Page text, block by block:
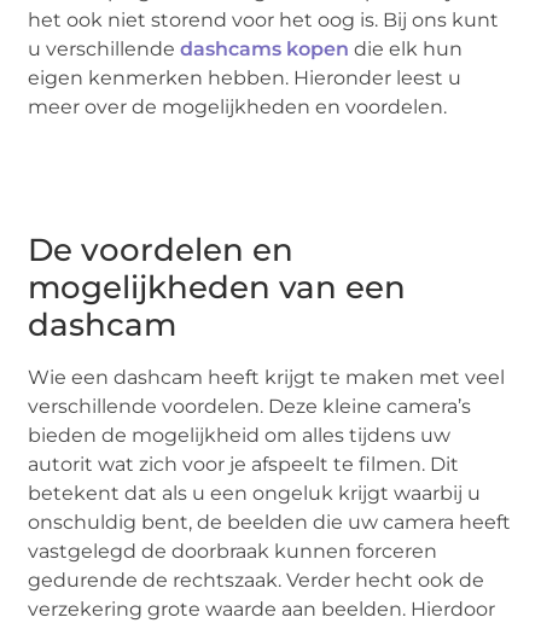
het ook niet storend voor het oog is. Bij ons kunt
u verschillendedashcams kopen die elk hun
eigen kenmerken hebben. Hieronder leest u
meer over de mogelijkheden en voordelen.
De voordelen en
mogelijkheden van een
dashcam
Wie een dashcam heeft krijgt te maken met veel
verschillende voordelen. Deze kleine camera’s
bieden de mogelijkheid om alles tijdens uw
autorit wat zich voor je afspeelt te filmen. Dit
betekent dat als u een ongeluk krijgt waarbij u
onschuldig bent, de beelden die uw camera heeft
vastgelegd de doorbraak kunnen forceren
gedurende de rechtszaak. Verder hecht ook de
verzekering grote waarde aan beelden. Hierdoor